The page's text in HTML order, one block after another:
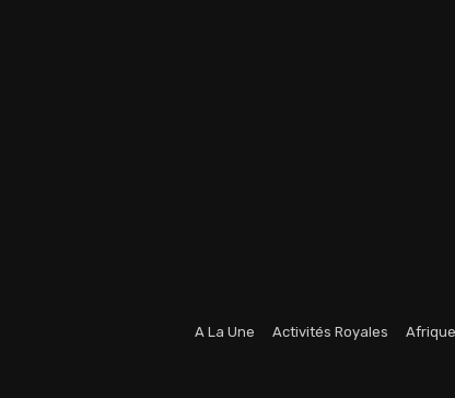
A La Une Activités Royales Afrique